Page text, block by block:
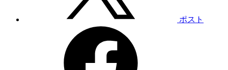
ポスト